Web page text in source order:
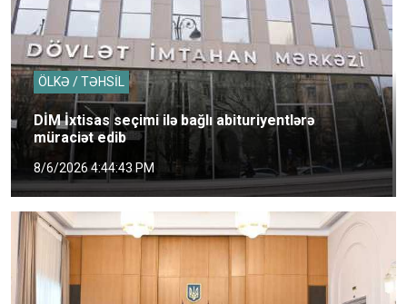
ÖLKƏ / TƏHSİL
DİM İxtisas seçimi ilə bağlı abituriyentlərə
müraciət edib
8/6/2026 4:44:43 PM